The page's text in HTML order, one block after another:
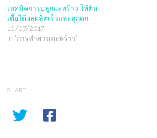
เทคนิคการปลูกมะพร้าว ให้ต้น
เตี้ยได้ผลผลิตเร็วและลูกดก
10/07/2017
In "การทำสวนมะพร้าว"
SHARE